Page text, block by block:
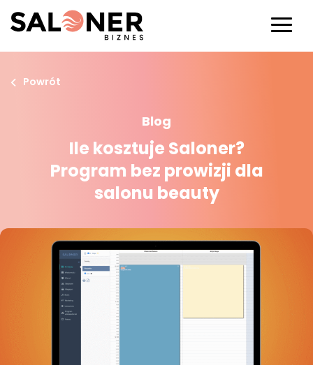
Powrót
Blog
Ile kosztuje Saloner?
Program bez prowizji dla
salonu beauty